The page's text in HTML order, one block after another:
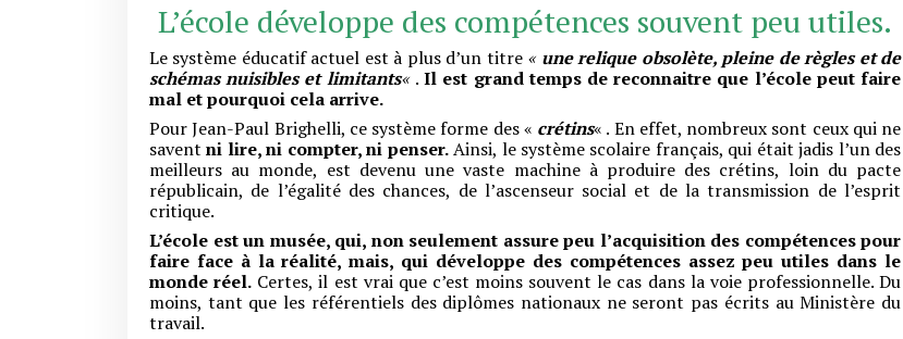
L’école développe des compétences souvent peu utiles.
Le système éducatif actuel est à plus d’un titre « une relique obsolète, pleine de règles et de
schémas nuisibles et limitants« .Il est grand temps de reconnaitre que l’école peut faire
mal et pourquoi cela arrive.
Pour Jean-Paul Brighelli, ce système forme des « crétins« . En effet, nombreux sont ceux qui ne
saventni lire, ni compter, ni penser.Ainsi, le système scolaire français, qui était jadis l’un des
meilleurs au monde, est devenu une vaste machine à produire des crétins, loin du pacte
républicain, de l’égalité des chances, de l’ascenseur social et de la transmission de l’esprit
critique.
L’école est un musée, qui, non seulement assure peu l’acquisition des compétences pour
faire face à la réalité, mais, qui développe des compétences assez peu utiles dans le
monde réel. Certes, il est vrai que c’est moins souvent le cas dans la voie professionnelle. Du
moins, tant que les référentiels des diplômes nationaux ne seront pas écrits au Ministère du
travail.